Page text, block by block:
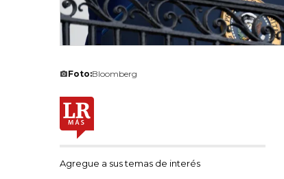
Foto:Bloomberg
Agregue a sus temas de interés